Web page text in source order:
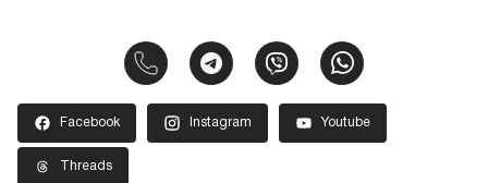
Facebook Instagram Youtube
Threads